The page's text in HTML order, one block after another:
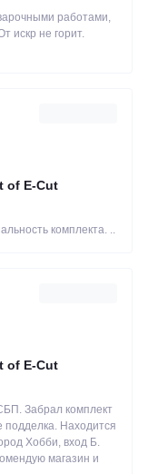
работами,
искр не горит.
of E-Cut
комплекта. ..
of E-Cut
Забрал комплект
подделка. Находится
Хобби, вход Б.
магазин и